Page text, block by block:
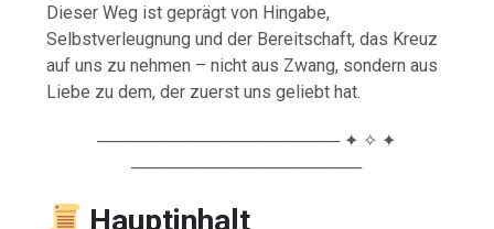
Dieser Weg ist geprägt von Hingabe,
Selbstverleugnung und der Bereitschaft, das Kreuz
auf uns zu nehmen – nicht aus Zwang, sondern aus
Liebe zu dem, der zuerst uns geliebt hat.
──────────────────── ✦ ✧ ✦
───────────────────
Hauptinhalt